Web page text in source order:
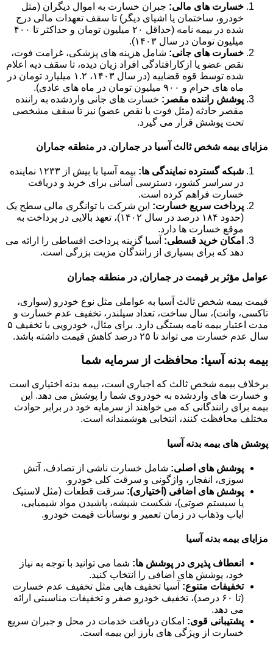
خسارت های مالی: جبران خسارت به اموال دیگران (مثل
خودرو، ساختمان یا اشیای دیگر) تا سقف تعهدات مالی درج
شده در بیمه نامه (حداقل ۲۰ میلیون تومان و حداکثر تا ۴۰۰
میلیون تومان در سال ۱۴۰۳).
خسارت های جانی: شامل هزینه های پزشکی، غرامت فوت،
نقص عضو یا ازکارافتادگی افراد زیان دیده، تا سقف دیه اعلام
شده توسط قوه قضاییه (در سال ۱۴۰۳، ۱.۲ میلیارد تومان در
ماه های حرام و ۹۰۰ میلیون تومان در ماه های عادی).
پوشش راننده مقصر: خسارت های جانی واردشده به راننده
مقصر حادثه (مثل فوت یا نقص عضو) نیز تا سقف مشخصی
تحت پوشش قرار می گیرد.
مزایای بیمه شخص ثالث آسیا در جماران, در منطقه جماران
شبکه گسترده نمایندگی ها:
بیمه آسیا با بیش از ۱۲۳۳ نماینده
در سراسر کشور، دسترسی آسانی برای خرید و دریافت
خسارت فراهم کرده است.
پرداخت سریع خسارت: این شرکت با توانگری مالی سطح یک
(حدود ۱۸۴ درصد در سال ۱۴۰۲)، تعهد بالایی در پرداخت به
موقع خسارت ها دارد.
امکان خرید قسطی: آسیا گزینه پرداخت اقساطی را ارائه می
دهد که برای بسیاری از رانندگان مزیت بزرگی است.
عوامل مؤثر بر قیمت در جماران, در منطقه جماران
قیمت بیمه شخص ثالث آسیا به عواملی مثل نوع خودرو (سواری،
تاکسی، وانت)، سال ساخت، تعداد سیلندر، تخفیف عدم خسارت و
مدت اعتبار بیمه نامه بستگی دارد. برای مثال، خودرویی با تخفیف ۵
سال عدم خسارت می تواند تا ۲۵ درصد کاهش قیمت داشته باشد.
بیمه بدنه آسیا: محافظت از سرمایه شما
برخلاف بیمه شخص ثالث که اجباری است، بیمه بدنه اختیاری است
و خسارت های واردشده به خودروی شما را پوشش می دهد. این
بیمه برای رانندگانی که می خواهند از سرمایه خود در برابر حوادث
مختلف محافظت کنند، انتخابی هوشمندانه است.
پوشش های بیمه بدنه آسیا
پوشش های اصلی: شامل خسارت ناشی از تصادف، آتش
سوزی، انفجار، واژگونی و سرقت کلی خودرو.
پوشش های اضافی (اختیاری): سرقت قطعات (مثل لاستیک
یا سیستم صوتی)، شکست شیشه، پاشیدن مواد شیمیایی،
ایاب وذهاب در زمان تعمیر و نوسانات قیمت خودرو.
مزایای بیمه بدنه آسیا
انعطاف پذیری در پوشش ها: شما می توانید با توجه به نیاز
خود، پوشش های اضافی را انتخاب کنید.
تخفیفات متنوع: آسیا تخفیف هایی مثل تخفیف عدم خسارت
(تا ۶۰ درصد)، تخفیف خودرو صفر و تخفیفات مناسبتی ارائه
می دهد.
پشتیبانی قوی: امکان دریافت خدمات در محل و جبران سریع
خسارت از ویژگی های بارز این بیمه است.